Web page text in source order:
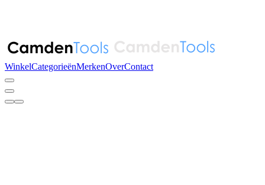
WinkelCategorieënMerkenOverContact